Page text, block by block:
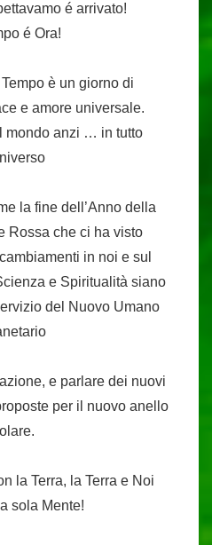
é arrivato!
é Ora!
Tempo è un giorno di
e amore universale.
mondo anzi … in tutto
la fine dell’Anno della
Rossa che ci ha visto
in noi e sul
e Spiritualità siano
del Nuovo Umano
e parlare dei nuovi
per il nuovo anello
la Terra, la Terra e Noi
sola Mente!